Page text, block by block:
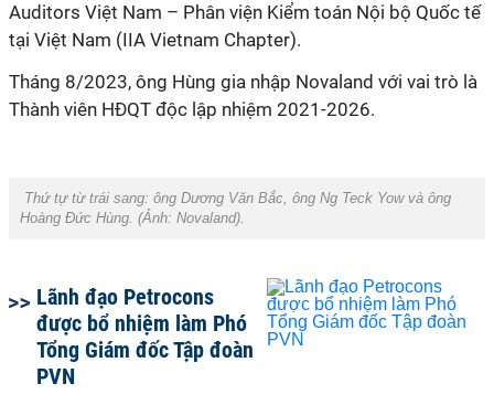
Auditors Việt Nam – Phân viện Kiểm toán Nội bộ Quốc tế
tại Việt Nam (IIA Vietnam Chapter).
Tháng 8/2023, ông Hùng gia nhập Novaland với vai trò là
Thành viên HĐQT độc lập nhiệm 2021-2026.
Thứ tự từ trái sang: ông Dương Văn Bắc, ông Ng Teck Yowvà ông
Hoàng Đức Hùng. (Ảnh: Novaland).
Lãnh đạo Petrocons
được bổ nhiệm làm Phó
Tổng Giám đốc Tập đoàn
PVN